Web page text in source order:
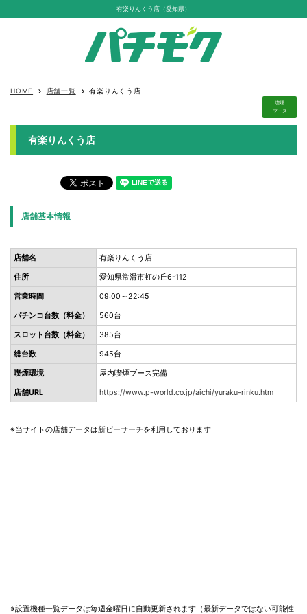
有楽りんくう店（愛知県）
HOME keyboard_arrow_right 店舗一覧 keyboard_arrow_right 有楽りんくう店
喫煙
ブース
有楽りんくう店
店舗基本情報
店舗名 有楽りんくう店
住所 愛知県常滑市虹の丘6-112
営業時間 09:00～22:45
パチンコ台数（料金） 560台
スロット台数（料金） 385台
総台数 945台
喫煙環境 屋内喫煙ブース完備
店舗URL https://www.p-world.co.jp/aichi/yuraku-rinku.htm
※当サイトの店舗データは新ピーサーチを利用しております
※設置機種一覧データは毎週金曜日に自動更新されます（最新データではない可能性